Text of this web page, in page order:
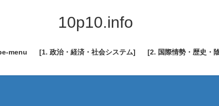
ツ
ス
シ
ン
10p10.info
menu [1. 政治・経済・社会システム] [2. 国際情勢・歴史・